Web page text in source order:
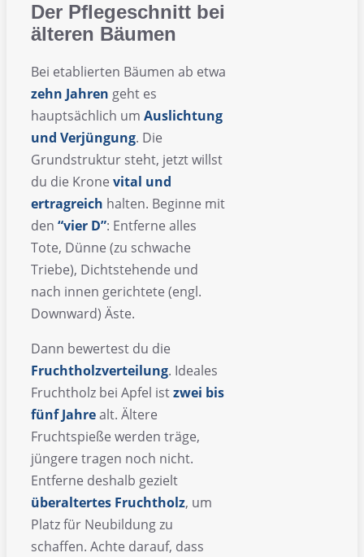
Der Pflegeschnitt bei
älteren Bäumen
Bei etablierten Bäumen ab etwa
zehn Jahren geht es
hauptsächlich um Auslichtung
und Verjüngung. Die
Grundstruktur steht, jetzt willst
du die Krone vital und
ertragreich halten. Beginne mit
den “vier D”: Entferne alles
Tote, Dünne (zu schwache
Triebe), Dichtstehende und
nach innen gerichtete (engl.
Downward) Äste.
Dann bewertest du die
Fruchtholzverteilung. Ideales
Fruchtholz bei Apfel istzwei bis
fünf Jahrealt. Ältere
Fruchtspieße werden träge,
jüngere tragen noch nicht.
Entferne deshalb gezielt
überaltertes Fruchtholz, um
Platz für Neubildung zu
schaffen. Achte darauf, dass